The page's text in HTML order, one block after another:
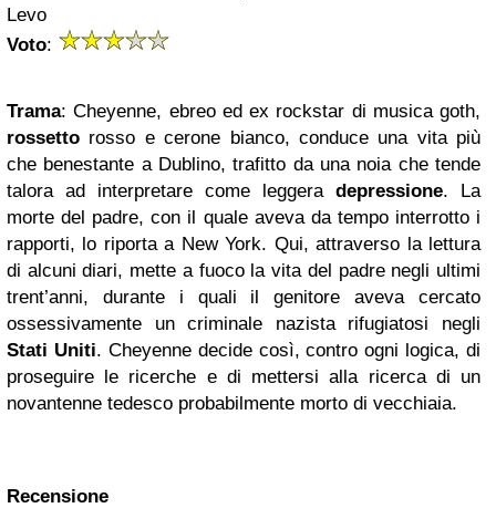
Levo
Voto:
Trama: Cheyenne, ebreo ed ex rockstar di musica goth,
rossetto rosso e cerone bianco, conduce una vita più
che benestante a Dublino, trafitto da una noia che tende
talora ad interpretare come leggera depressione. La
morte del padre, con il quale aveva da tempo interrotto i
rapporti, lo riporta a New York. Qui, attraverso la lettura
di alcuni diari, mette a fuoco la vita del padre negli ultimi
trent’anni, durante i quali il genitore aveva cercato
ossessivamente un criminale nazista rifugiatosi negli
Stati Uniti. Cheyenne decide così, contro ogni logica, di
proseguire le ricerche e di mettersi alla ricerca di un
novantenne tedesco probabilmente morto di vecchiaia.
Recensione